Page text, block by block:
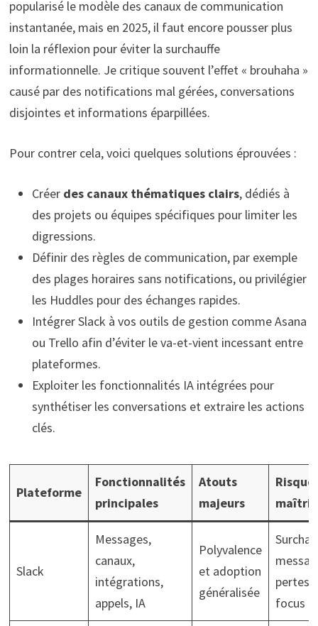
popularisé le modèle des canaux de communication
instantanée, mais en 2025, il faut encore pousser plus
loin la réflexion pour éviter la surchauffe
informationnelle. Je critique souvent l’effet « brouhaha »
causé par des notifications mal gérées, conversations
disjointes et informations éparpillées.
Pour contrer cela, voici quelques solutions éprouvées :
Créer des canaux thématiques clairs, dédiés à
des projets ou équipes spécifiques pour limiter les
digressions.
Définir des règles de communication, par exemple
des plages horaires sans notifications, ou privilégier
les Huddles pour des échanges rapides.
Intégrer Slack à vos outils de gestion comme Asana
ou Trello afin d’éviter le va-et-vient incessant entre
plateformes.
Exploiter les fonctionnalités IA intégrées pour
synthétiser les conversations et extraire les actions
clés.
Plateforme
Fonctionnalités
principales
Atouts
majeurs
Slack
Messages,
canaux,
intégrations,
appels, IA
Polyvalence
et adoption
généralisée
pertes
focus